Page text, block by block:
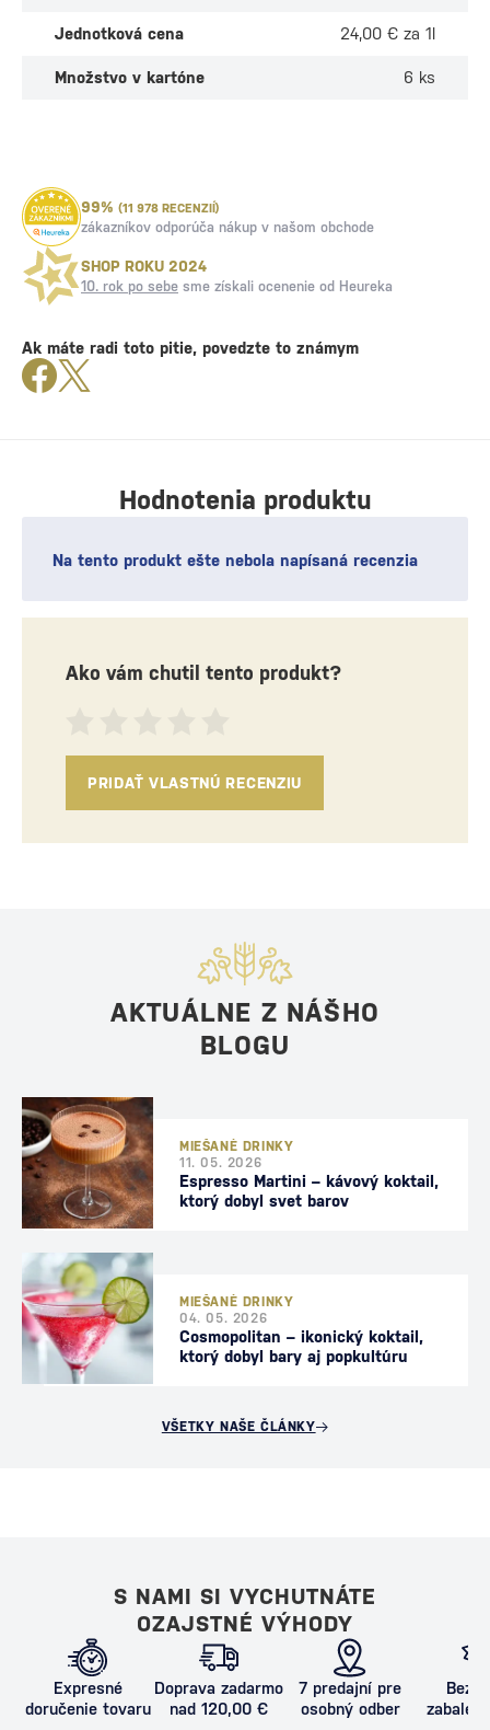
Jednotková cena 24,00 € za 1l
Množstvo v kartóne 6 ks
Hodnotenia produktu
Na tento produkt ešte nebola napísaná recenzia
Ako vám chutil tento produkt?
PRIDAŤ VLASTNÚ RECENZIU
99% (11 978 RECENZIÍ)
zákazníkov odporúča nákup v našom obchode
SHOP ROKU 2024
10. rok po sebe sme získali ocenenie od Heureka
Ak máte radi toto pitie, povedzte to známym
AKTUÁLNE Z NÁŠHO
BLOGU
MIEŠANÉ DRINKY
11. 05. 2026
Espresso Martini – kávový koktail,
ktorý dobyl svet barov
MIEŠANÉ DRINKY
04. 05. 2026
Cosmopolitan – ikonický koktail,
ktorý dobyl bary aj popkultúru
VŠETKY NAŠE ČLÁNKY
S NAMI SI VYCHUTNÁTE
OZAJSTNÉ VÝHODY
Expresné
doručenie tovaru
Doprava zadarmo
nad 120,00 €
7 predajní pre
osobný odber